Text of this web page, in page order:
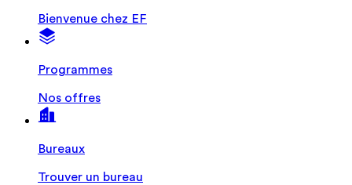
Bienvenue chez EF
Programmes
Nos offres
Bureaux
Trouver un bureau